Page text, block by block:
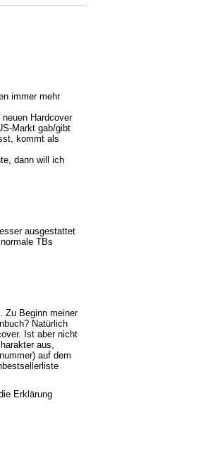
immer mehr
Hardcover
Markt gab/gibt
kommt als
dann will ich
ausgestattet
TBs
Zu Beginn meiner
Natürlich
Ist aber nicht
aus,
auf dem
Erklärung